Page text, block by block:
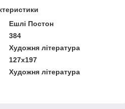
Ешлі Постон
384
Художня література
127x197
Художня література